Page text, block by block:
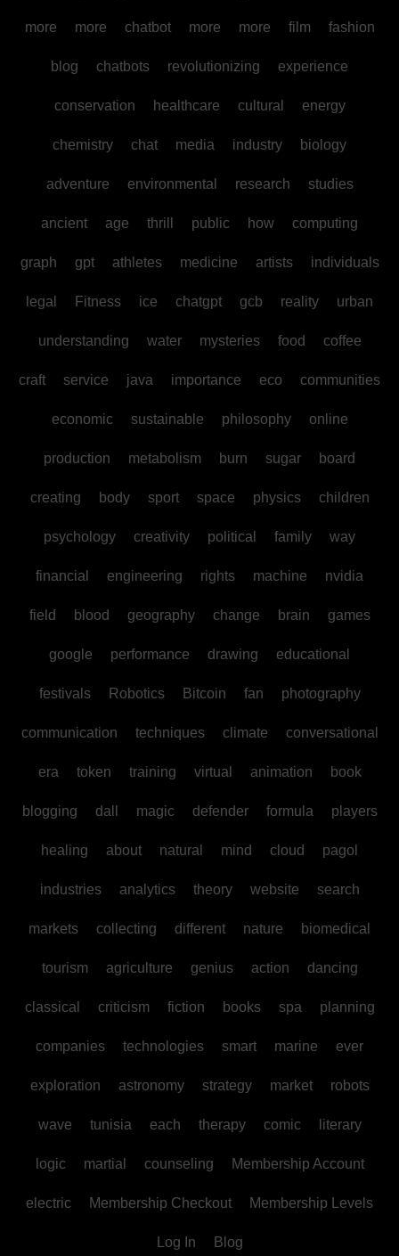
more more chatbot more more film fashion
blog chatbots revolutionizing experience
conservation healthcare cultural energy
chemistry chat media industry biology
adventure environmental research studies
ancient age thrill public how computing
graph gpt athletes medicine artists individuals
legal Fitness ice chatgpt gcb reality urban
understanding water mysteries food coffee
craft service java importance eco communities
economic sustainable philosophy online
production metabolism burn sugar board
creating body sport space physics children
psychology creativity political family way
financial engineering rights machine nvidia
field blood geography change brain games
google performance drawing educational
festivals Robotics Bitcoin fan photography
communication techniques climate conversational
era token training virtual animation book
blogging dall magic defender formula players
healing about natural mind cloud pagol
industries analytics theory website search
markets collecting different nature biomedical
tourism agriculture genius action dancing
classical criticism fiction books spa planning
companies technologies smart marine ever
exploration astronomy strategy market robots
wave tunisia each therapy comic literary
logic martial counseling Membership Account
electric Membership Checkout Membership Levels
Log In Blog